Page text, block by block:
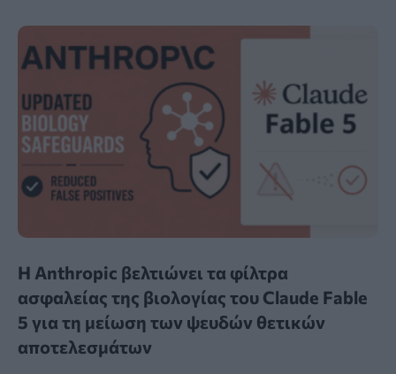
Η Anthropic βελτιώνει τα φίλτρα
ασφαλείας της βιολογίας του Claude Fable
5 για τη μείωση των ψευδών θετικών
αποτελεσμάτων